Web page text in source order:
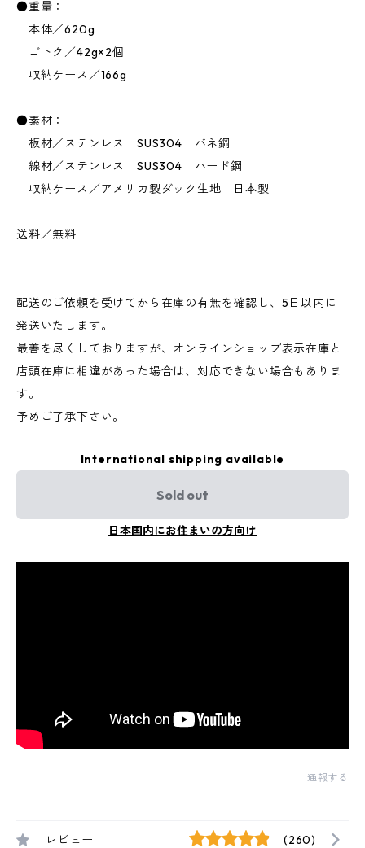
●重量：
本体／620g
ゴトク／42g×2個
収納ケース／166g
●素材：
板材／ステンレス SUS304 バネ鋼
線材／ステンレス SUS304 ハード鋼
収納ケース／アメリカ製ダック生地 日本製
送料／無料
配送のご依頼を受けてから在庫の有無を確認し、5日以内に
発送いたします。
最善を尽くしておりますが、オンラインショップ表示在庫と
店頭在庫に相違があった場合は、対応できない場合もありま
す。
予めご了承下さい。
International shipping available
Sold out
日本国内にお住まいの方向け
通報する
レビュー (260)